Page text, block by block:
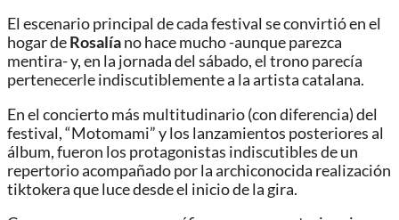
El escenario principal de cada festival se convirtió en el
hogar deRosalíano hace mucho -aunque parezca
mentira- y, en la jornada del sábado, el trono parecía
pertenecerle indiscutiblemente a la artista catalana.
En el concierto más multitudinario (con diferencia) del
festival, “Motomami” y los lanzamientos posteriores al
álbum, fueron los protagonistas indiscutibles de un
repertorio acompañado por la archiconocida realización
tiktokera que luce desde el inicio de la gira.